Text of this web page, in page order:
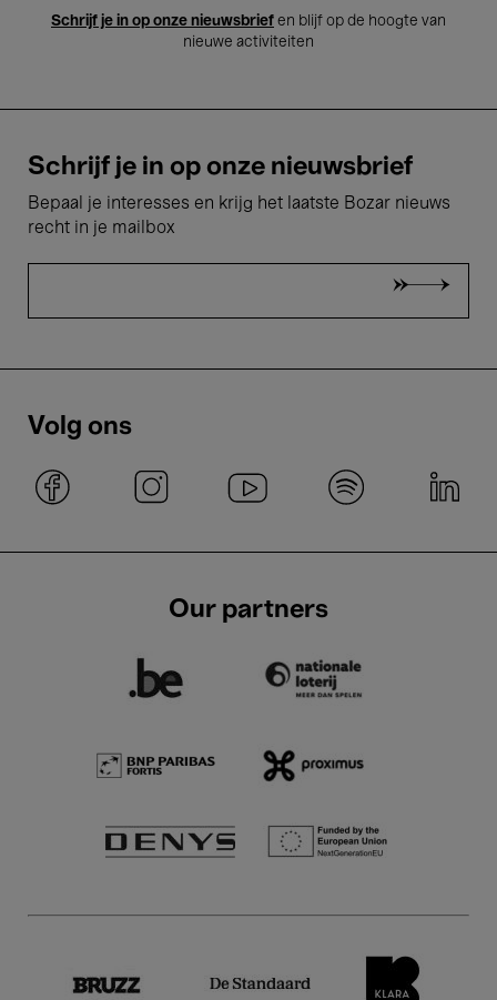
Schrijf je in op onze nieuwsbrief en blijf op de hoogte van
nieuwe activiteiten
Schrijf je in op onze nieuwsbrief
Bepaal je interesses en krijg het laatste Bozar nieuws
recht in je mailbox
Volg ons
Our partners